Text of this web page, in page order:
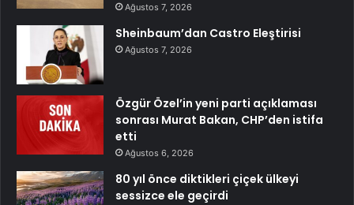
Ağustos 7, 2026
Sheinbaum’dan Castro Eleştirisi
Ağustos 7, 2026
Özgür Özel’in yeni parti açıklaması
sonrası Murat Bakan, CHP’den istifa
etti
Ağustos 6, 2026
80 yıl önce diktikleri çiçek ülkeyi
sessizce ele geçirdi